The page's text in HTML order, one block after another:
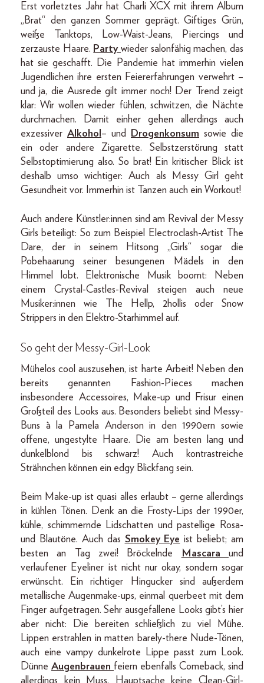
Erst vorletztes Jahr hat Charli XCX mit ihrem Album
„Brat“ den ganzen Sommer geprägt. Giftiges Grün,
weiße Tanktops, Low-Waist-Jeans, Piercings und
zerzauste Haare. Partywieder salonfähig machen, das
hat sie geschafft. Die Pandemie hat immerhin vielen
Jugendlichen ihre ersten Feiererfahrungen verwehrt –
und ja, die Ausrede gilt immer noch! Der Trend zeigt
klar: Wir wollen wieder fühlen, schwitzen, die Nächte
durchmachen. Damit einher gehen allerdings auch
exzessiver Alkohol – und Drogenkonsum sowie die
ein oder andere Zigarette. Selbstzerstörung statt
Selbstoptimierung also. So brat! Ein kritischer Blick ist
deshalb umso wichtiger: Auch als Messy Girl geht
Gesundheit vor. Immerhin ist Tanzen auch ein Workout!
Auch andere Künstler:innen sind am Revival der Messy
Girls beteiligt: So zum Beispiel Electroclash-Artist The
Dare, der in seinem Hitsong „Girls“ sogar die
Pobehaarung seiner besungenen Mädels in den
Himmel lobt. Elektronische Musik boomt: Neben
einem Crystal-Castles-Revival steigen auch neue
Musiker:innen wie The Hellp, 2hollis oder Snow
Strippers in den Elektro-Starhimmel auf.
So geht der Messy-Girl-Look
Mühelos cool auszusehen, ist harte Arbeit! Neben den
bereits genannten Fashion-Pieces machen
insbesondere Accessoires, Make-up und Frisur einen
Großteil des Looks aus. Besonders beliebt sind Messy-
Buns à la Pamela Anderson in den 1990ern sowie
offene, ungestylte Haare. Die am besten lang und
dunkelblond bis schwarz! Auch kontrastreiche
Strähnchen können ein edgy Blickfang sein.
Beim Make-up ist quasi alles erlaubt – gerne allerdings
in kühlen Tönen. Denk an die Frosty-Lips der 1990er,
kühle, schimmernde Lidschatten und pastellige Rosa-
und Blautöne. Auch das Smokey Eye ist beliebt; am
besten an Tag zwei! Bröckelnde
Mascaraund
verlaufener Eyeliner ist nicht nur okay, sondern sogar
erwünscht. Ein richtiger Hingucker sind außerdem
metallische Augenmake-ups, einmal querbeet mit dem
Finger aufgetragen. Sehr ausgefallene Looks gibt’s hier
aber nicht: Die bereiten schließlich zu viel Mühe.
Lippen erstrahlen in matten barely-there Nude-Tönen,
auch eine vampy dunkelrote Lippe passt zum Look.
Dünne Augenbrauen feiern ebenfalls Comeback, sind
allerdings kein Muss. Hauptsache keine Clean-Girl-